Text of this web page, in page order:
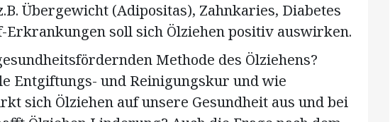
Übergewicht (Adipositas), Zahnkaries, Diabetes
soll sich Ölziehen positiv auswirken.
Methode des Ölziehens?
Entgiftungs- und Reinigungskur und wie
sich Ölziehen auf unsere Gesundheit aus und bei